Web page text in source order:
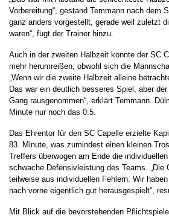
Vorbereitung“, gestand Temmann nach dem
ganz anders vorgestellt, gerade weil zuletzt
waren“, fügt der Trainer hinzu.
Auch in der zweiten Halbzeit konnte der SC
mehr herumreißen, obwohl sich die
„Wenn wir die zweite Halbzeit alleine
Das war ein deutlich besseres Spiel, aber
Gang rausgenommen“, erklärt Temmann.
Minute nur noch das 0:5.
Das Ehrentor für den SC Capelle erzielte
83. Minute, was zumindest einen kleinen
Treffers überwogen am Ende die
schwache Defensivleistung des Teams. „Die
teilweise aus individuellen Fehlern. Wir
nach vorne eigentlich gut herausgespielt“,
Mit Blick auf die bevorstehenden